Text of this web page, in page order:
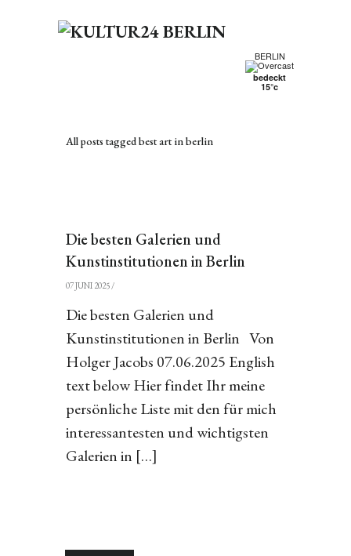
BERLIN
bedeckt
15°c
All posts tagged best art in berlin
Die besten Galerien und
Kunstinstitutionen in Berlin
07 JUNI 2025/
Die besten Galerien und
Kunstinstitutionen in Berlin Von
Holger Jacobs 07.06.2025 English
text below Hier findet Ihr meine
persönliche Liste mit den für mich
interessantesten und wichtigsten
Galerien in […]